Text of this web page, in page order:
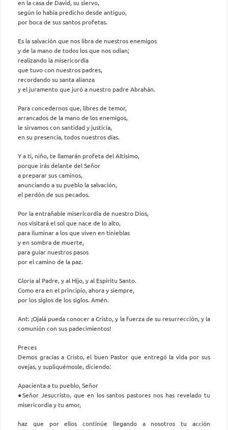
en la casa de David, su siervo,
según lo había predicho desde antiguo,
por boca de sus santos profetas.
Es la salvación que nos libra de nuestros enemigos
y de la mano de todos los que nos odian;
realizando la misericordia
que tuvo con nuestros padres,
recordando su santa alianza
y el juramento que juró a nuestro padre Abrahán.
Para concedernos que, libres de temor,
arrancados de la mano de los enemigos,
le sirvamos con santidad y justicia,
en su presencia, todos nuestros días.
Y a ti, niño, te llamarán profeta del Altísimo,
porque irás delante del Señor
a preparar sus caminos,
anunciando a su pueblo la salvación,
el perdón de sus pecados.
Por la entrañable misericordia de nuestro Dios,
nos visitará el sol que nace de lo alto,
para iluminar a los que viven en tinieblas
y en sombra de muerte,
para guiar nuestros pasos
por el camino de la paz.
Gloria al Padre, y al Hijo, y al Espíritu Santo.
Como era en el principio, ahora y siempre,
por los siglos de los siglos. Amén.
Ant: ¡Ojalá pueda conocer a Cristo, y la fuerza de su resurrección, y la
comunión con sus padecimientos!
Preces
Demos gracias a Cristo, el buen Pastor que entregó la vida por sus
ovejas, y supliquémosle, diciendo:
Apacienta a tu pueblo, Señor
●Señor Jesucristo, que en los santos pastores nos has revelado tu
misericordia y tu amor,
haz que por ellos continúe llegando a nosotros tu acción